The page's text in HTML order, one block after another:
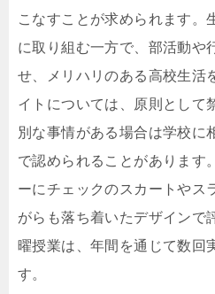
こなすことが求められます。
に取り組む一方で、部活動や
せ、メリハリのある高校生活
イトについては、原則として
別な事情がある場合は学校に
で認められることがあります
ーにチェックのスカートやス
がらも落ち着いたデザインで
曜授業は、年間を通じて数回
す。